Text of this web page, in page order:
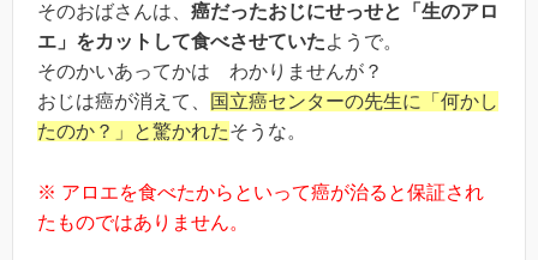
そのおばさんは、 癌だったおじにせっせと「生のアロ
エ」をカットして食べさせていたようで。
そのかいあってかは わかりませんが？
おじは癌が消えて、
国立癌センターの先生に「何かし
たのか？」と驚かれたそうな。
※ アロエを食べたからといって癌が治ると保証され
たものではありません。